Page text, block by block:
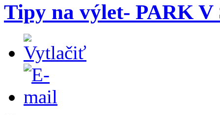
Tipy na výlet- PARK V